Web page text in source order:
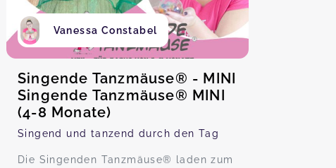
Vanessa Constabel
Singende Tanzmäuse® - MINI
Singende Tanzmäuse® MINI
(4-8 Monate)
Singend und tanzend durch den Tag
Die Singenden Tanzmäuse® laden zum